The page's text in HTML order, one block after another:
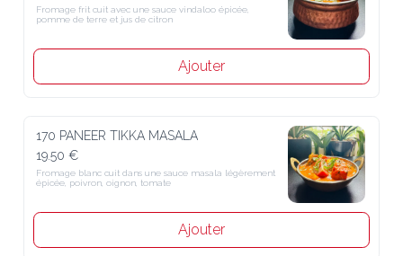
Fromage frit cuit avec une sauce vindaloo épicée,
pomme de terre et jus de citron
Ajouter
170 PANEER TIKKA MASALA
19.50 €
Fromage blanc cuit dans une sauce masala légèrement
épicée, poivron, oignon, tomate
Ajouter